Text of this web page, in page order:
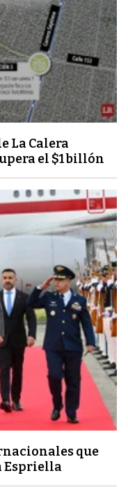
La Calera
el $1 billón
que
Espriella